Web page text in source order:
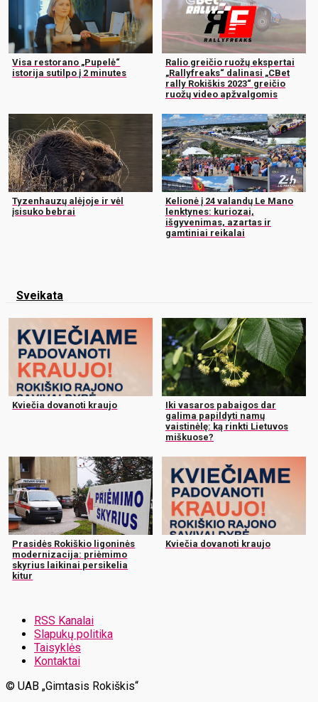
Visa restorano „Pupelė“
istorija sutilpo į 2 minutes
Ralio greičio ruožų ekspertai
„Rallyfreaks“ dalinasi „CBet
rally Rokiškis 2023“ greičio
ruožų video apžvalgomis
Tyzenhauzų alėjoje ir vėl
įsisuko bebrai
Kelionė į 24 valandų Le Mano
lenktynes: kuriozai,
išgyvenimas, azartas ir
gamtiniai reikalai
Sveikata
Kviečia dovanoti kraujo
Iki vasaros pabaigos dar
galima papildyti namų
vaistinėlę: ką rinkti Lietuvos
miškuose?
Prasidės Rokiškio ligoninės
modernizacija: priėmimo
skyrius laikinai persikelia
kitur
Kviečia dovanoti kraujo
RSS Kanalai
Slapukų politika
Taisyklės
Kontaktai
© UAB „Gimtasis Rokiškis“